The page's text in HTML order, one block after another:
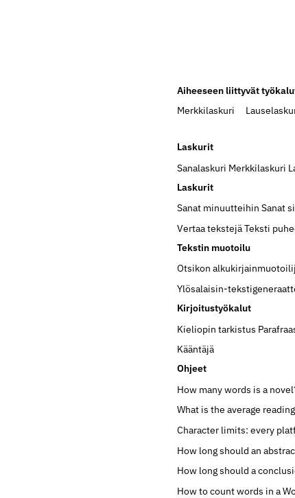
Aiheeseen liittyvät
Merkkilaskuri
Laskurit
Sanalaskuri Merkkilaskuri
Laskurit
Sanat minuutteihin Sanat
Vertaa tekstejäTeksti
Tekstin muotoilu
Otsikon
Ylösalaisin-
Kirjoitustyökalut
Kieliopin tarkistus
Kääntäjä
Ohjeet
How many words is a
What is the average
Character limits: every
How long should an
How long should a
How to count words in a